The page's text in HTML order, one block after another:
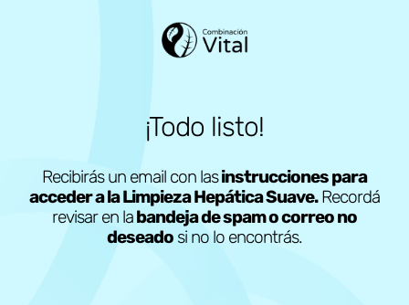
¡Todo listo!
Recibirás un email con lasinstrucciones para
acceder a la Limpieza Hepática Suave.Recordá
revisar en labandeja de spam o correo no
deseado si no lo encontrás.